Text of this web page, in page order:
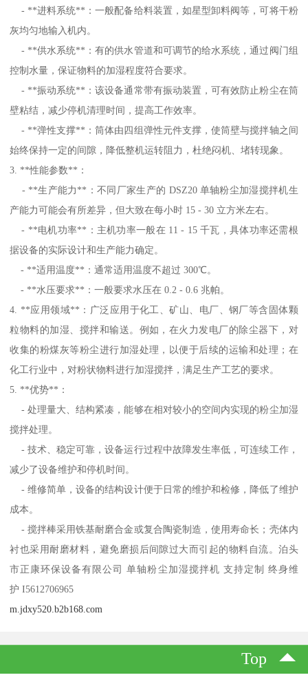
- **进料系统**：一般配备给料装置，如星型卸料阀等，可将干粉
灰均匀地输入机内。
- **供水系统**：有的供水管道和可调节的给水系统，通过阀门组
控制水量，保证物料的加湿程度符合要求。
- **振动系统**：该设备通常带有振动装置，可有效防止粉尘在筒
壁粘结，减少停机清理时间，提高工作效率。
- **弹性支撑**：筒体由四组弹性元件支撑，使筒壁与搅拌轴之间
始终保持一定的间隙，降低整机运转阻力，杜绝闷机、堵转现象。
3. **性能参数**：
- **生产能力**：不同厂家生产的 DSZ20 单轴粉尘加湿搅拌机生
产能力可能会有所差异，但大致在每小时 15 - 30 立方米左右。
- **电机功率**：主机功率一般在 11 - 15 千瓦，具体功率还需根
据设备的实际设计和生产能力确定。
- **适用温度**：通常适用温度不超过 300℃。
- **水压要求**：一般要求水压在 0.2 - 0.6 兆帕。
4. **应用领域**：广泛应用于化工、矿山、电厂、钢厂等含固体颗
粒物料的加湿、搅拌和输送。例如，在火力发电厂的除尘器下，对
收集的粉煤灰等粉尘进行加湿处理，以便于后续的运输和处理；在
化工行业中，对粉状物料进行加湿搅拌，满足生产工艺的要求。
5. **优势**：
- 处理量大、结构紧凑，能够在相对较小的空间内实现的粉尘加湿
搅拌处理。
- 技术、稳定可靠，设备运行过程中故障发生率低，可连续工作，
减少了设备维护和停机时间。
- 维修简单，设备的结构设计便于日常的维护和检修，降低了维护
成本。
- 搅拌棒采用铁基耐磨合金或复合陶瓷制造，使用寿命长；壳体内
衬也采用耐磨材料，避免磨损后间隙过大而引起的物料自流。泊头
市正康环保设备有限公司 单轴粉尘加湿搅拌机 支持定制 终身维
护 I5612706965
m.jdxy520.b2b168.com
Top